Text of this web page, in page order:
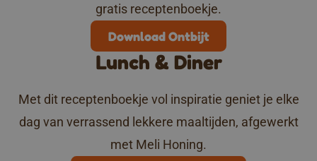
gratis receptenboekje.
Download Ontbijt
Lunch & Diner
Met dit receptenboekje vol inspiratie geniet je elke
dag van verrassend lekkere maaltijden, afgewerkt
met Meli Honing.